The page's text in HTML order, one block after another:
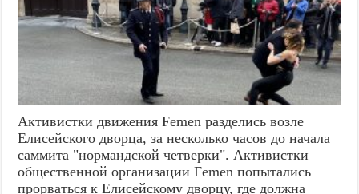
Активистки движения Femen разделись возле
Елисейского дворца, за несколько часов до начала
саммита "нормандской четверки". Активистки
общественной организации Femen попытались
прорваться к Елисейскому дворцу, где должна